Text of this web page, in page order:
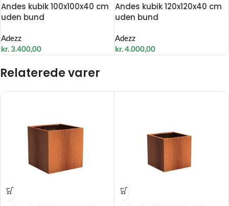
Andes kubik 100x100x40 cm
uden bund
Adezz
kr.3.400,00
Andes kubik 120x120x40 cm
uden bund
Adezz
kr.4.000,00
Relaterede varer